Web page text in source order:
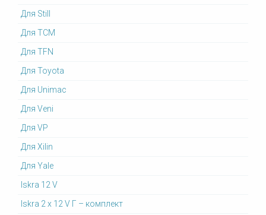
Для Still
Для TCM
Для TFN
Для Toyota
Для Unimac
Для Veni
Для VP
Для Xilin
Для Yale
Iskra 12 V
Iskra 2 x 12 V Г – комплект